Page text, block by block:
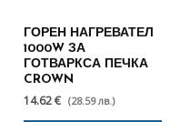
ГОРЕН НАГРЕВАТЕЛ
1000W ЗА
ГОТВАРКСА ПЕЧКА
CROWN
14.62 € (28.59 лв.)